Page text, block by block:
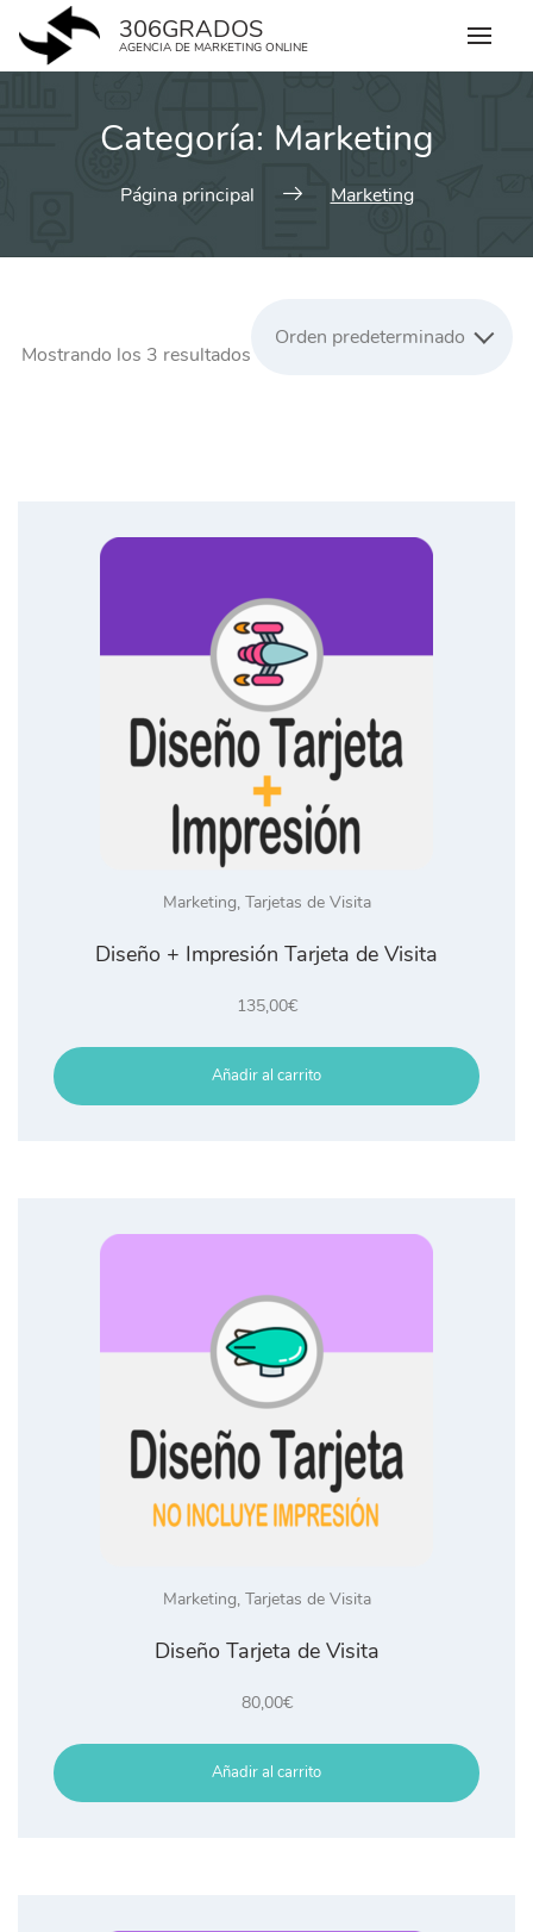
content
306GRADOS
AGENCIA DE MARKETING ONLINE
Categoría: Marketing
Página principal Marketing
Mostrando los 3 resultados
Orden predeterminado
Marketing, Tarjetas de Visita
Diseño + Impresión Tarjeta de Visita
135,00€
Añadir al carrito
Marketing, Tarjetas de Visita
Diseño Tarjeta de Visita
80,00€
Añadir al carrito